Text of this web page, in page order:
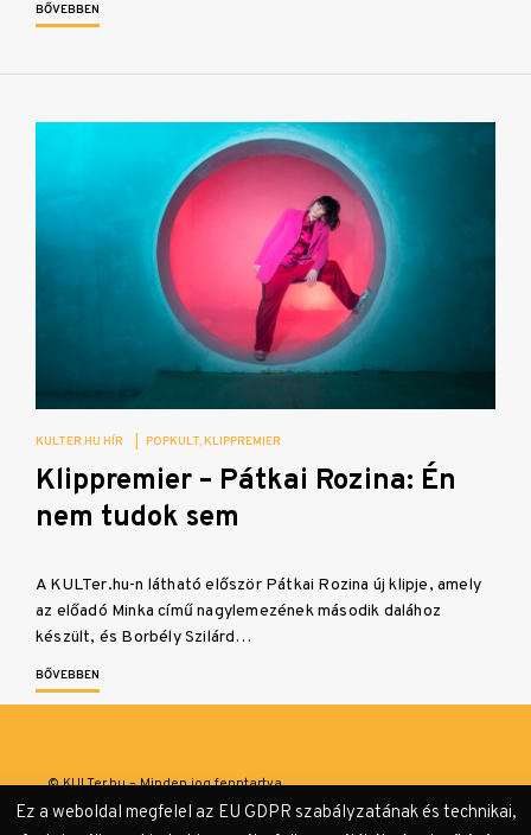
BŐVEBBEN
KULTER.HU HÍR POPKULT KLIPPREMIER
Klippremier – Pátkai Rozina: Én
nem tudok sem
A KULTer.hu-n látható először Pátkai Rozina új klipje, amely
az előadó Minka című nagylemezének második dalához
készült, és Borbély Szilárd…
BŐVEBBEN
© KULTer.hu – Minden jog fenntartva
Ez a weboldal megfelel az EU GDPR szabályzatának és technikai,